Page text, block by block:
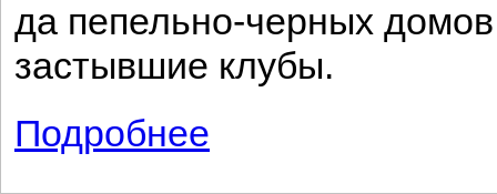
да пепельно-черных домов
застывшие клубы.
Подробнее